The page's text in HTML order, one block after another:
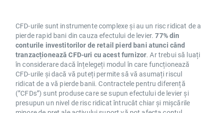
CFD-urile sunt instrumente complexe și au un risc ridicat de a
pierde rapid bani din cauza efectului de levier.77% din
conturile investitorilor de retail pierd bani atunci când
tranzacționează CFD-uri cu acest furnizor. Ar trebui să luați
în considerare dacă înțelegeți modul în care funcționează
CFD-urile și dacă vă puteți permite să vă asumați riscul
ridicat de a vă pierde banii. Contractele pentru diferență
(”CFDs”) sunt produse care se supun efectului de levier și
presupun un nivel de risc ridicat întrucât chiar și mișcările